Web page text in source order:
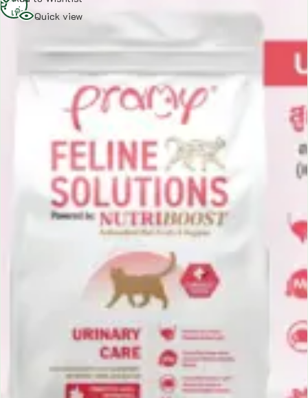
Quick view
เพิ่ม